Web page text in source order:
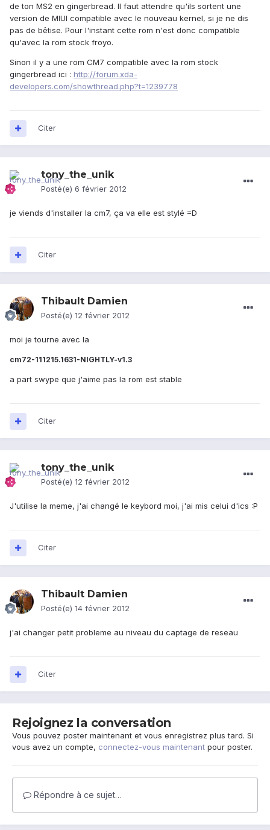
de ton MS2 en gingerbread. Il faut attendre qu'ils sortent une
version de MIUI compatible avec le nouveau kernel, si je ne dis
pas de bêtise. Pour l'instant cette rom n'est donc compatible
qu'avec la rom stock froyo.
Sinon il y a une rom CM7 compatible avec la rom stock
gingerbread ici : http://forum.xda-
developers.com/showthread.php?t=1239778
Citer
tony_the_unik
Posté(e) 6 février 2012
je viends d'installer la cm7, ça va elle est stylé =D
Citer
Thibault Damien
Posté(e) 12 février 2012
moi je tourne avec la
cm72-111215.1631-NIGHTLY-v1.3
a part swype que j'aime pas la rom est stable
Citer
tony_the_unik
Posté(e) 12 février 2012
J'utilise la meme, j'ai changé le keybord moi, j'ai mis celui d'ics :P
Citer
Thibault Damien
Posté(e) 14 février 2012
j'ai changer petit probleme au niveau du captage de reseau
Citer
Rejoignez la conversation
Vous pouvez poster maintenant et vous enregistrez plus tard. Si
vous avez un compte, connectez-vous maintenant pour poster.
Répondre à ce sujet…